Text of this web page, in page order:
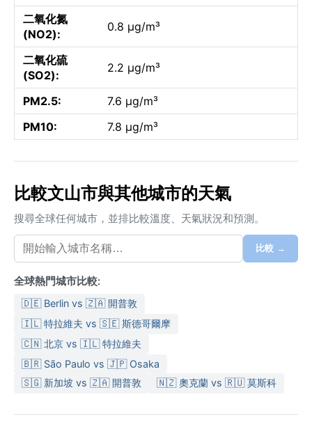
二氧化氮
(NO2):
0.8 µg/m³
二氧化硫
(SO2):
2.2 µg/m³
PM2.5:
7.6 µg/m³
PM10:
7.8 µg/m³
比較文山市與其他城市的天氣
搜尋全球任何城市，並排比較溫度、天氣狀況和預測。
比較 →
全球熱門城市比較:
🇩🇪 Berlin vs 🇿🇦 開普敦
🇮🇱 特拉維夫 vs 🇸🇪 斯德哥爾摩
🇨🇳 北京 vs 🇮🇱 特拉維夫
🇧🇷 São Paulo vs 🇯🇵 Osaka
🇸🇬 新加坡 vs 🇿🇦 開普敦
🇳🇿 奧克蘭 vs 🇷🇺 莫斯科